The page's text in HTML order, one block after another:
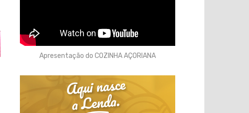
Apresentação do COZINHA AÇORIANA